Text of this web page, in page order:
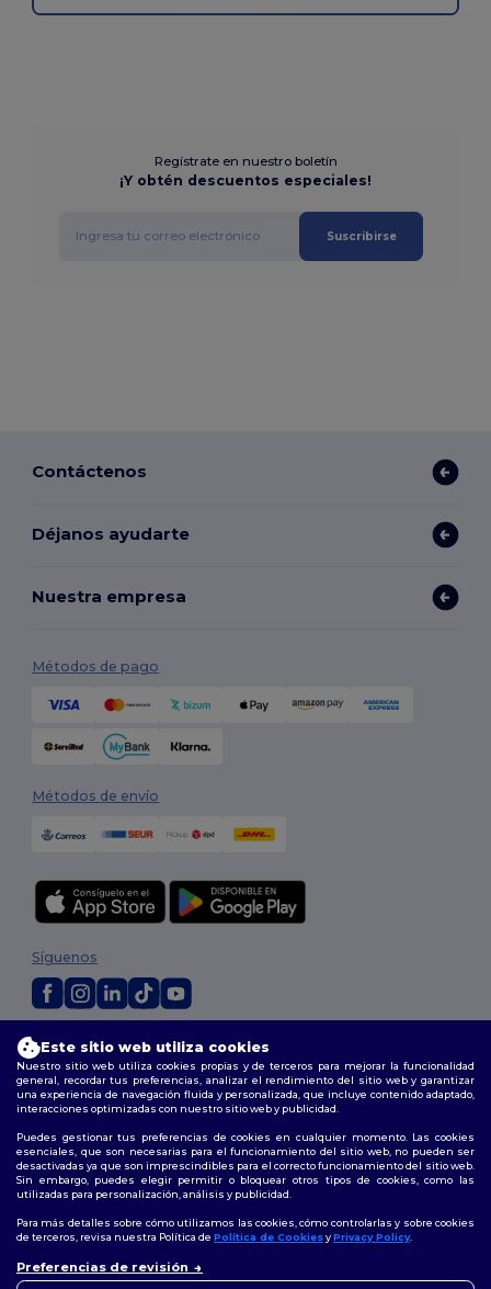
Regístrate en nuestro boletín
¡Y obtén descuentos especiales!
Suscribirse
Contáctenos
Déjanos ayudarte
Nuestra empresa
Métodos de pago
Métodos de envío
2026. Todos los derechos reservados
Términos y Condiciones|Política de personalización|Política de
Privacidad| Política de Cookies|Mapa del sitio
Síguenos
Palma|Bilbao | Alicante
Este sitio web utiliza cookies
Nuestro sitio web utiliza cookies propias y de terceros para mejorar la funcionalidad
general, recordar tus preferencias, analizar el rendimiento del sitio web y garantizar
una experiencia de navegación fluida y personalizada, que incluye contenido adaptado,
interacciones optimizadas con nuestro sitio web y publicidad.
Puedes gestionar tus preferencias de cookies en cualquier momento. Las cookies
esenciales, que son necesarias para el funcionamiento del sitio web, no pueden ser
desactivadas ya que son imprescindibles para el correcto funcionamiento del sitio web.
Sin embargo, puedes elegir permitir o bloquear otros tipos de cookies, como las
utilizadas para personalización, análisis y publicidad.
Para más detalles sobre cómo utilizamos las cookies, cómo controlarlas y sobre cookies
de terceros, revisa nuestra Política de Política de CookiesyPrivacy Policy.
Preferencias de revisión